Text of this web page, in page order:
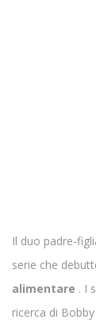
Il duo padre-
serie che
alimentare . I
ricerca di